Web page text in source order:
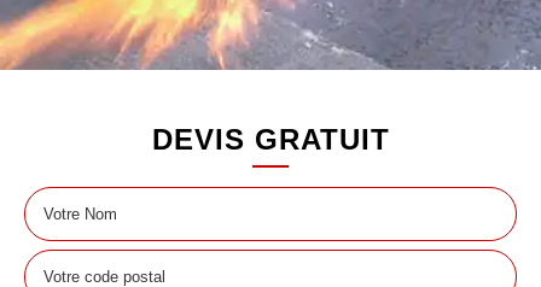
DEVIS GRATUIT